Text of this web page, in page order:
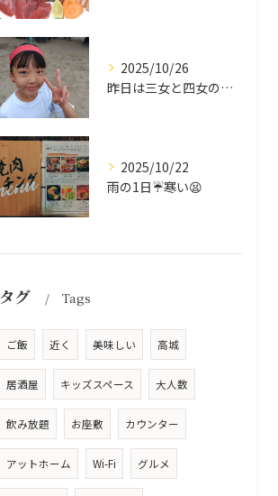
2025/10/26
昨日は三女と四女の運動会🥰
2025/10/22
雨の1日☔寒い😫
タグ Tags
ご飯 近く 美味しい 高城
居酒屋 キッズスペース 大人数
飲み放題 お座敷 カウンター
アットホーム Wi-Fi グルメ